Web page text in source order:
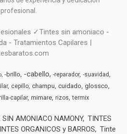
profesional.
✓Tintes sin amoniaco -
- Tratamientos Capilares |
-brillo -cabello -reparador -suavidad
cepillo champu cuidado glossco
capilar mimare rizos termix
SIN AMONIACO NAMONY TINTES
ORGANICOS y BARROS
Tinte